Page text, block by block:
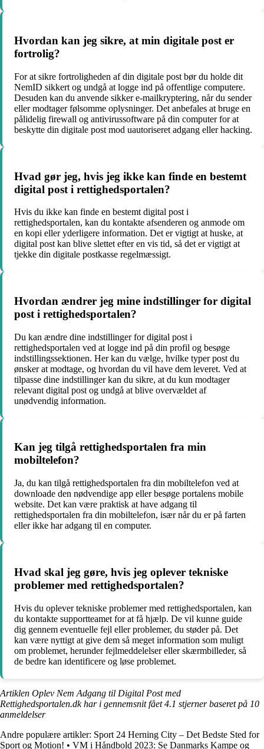
Hvordan kan jeg sikre, at min digitale post er
fortrolig?
For at sikre fortroligheden af din digitale post bør du holde dit
NemID sikkert og undgå at logge ind på offentlige computere.
Desuden kan du anvende sikker e-mailkryptering, når du sender
eller modtager følsomme oplysninger. Det anbefales at bruge en
pålidelig firewall og antivirussoftware på din computer for at
beskytte din digitale post mod uautoriseret adgang eller hacking.
Hvad gør jeg, hvis jeg ikke kan finde en bestemt
digital post i rettighedsportalen?
Hvis du ikke kan finde en bestemt digital post i
rettighedsportalen, kan du kontakte afsenderen og anmode om
en kopi eller yderligere information. Det er vigtigt at huske, at
digital post kan blive slettet efter en vis tid, så det er vigtigt at
tjekke din digitale postkasse regelmæssigt.
Hvordan ændrer jeg mine indstillinger for digital
post i rettighedsportalen?
Du kan ændre dine indstillinger for digital post i
rettighedsportalen ved at logge ind på din profil og besøge
indstillingssektionen. Her kan du vælge, hvilke typer post du
ønsker at modtage, og hvordan du vil have dem leveret. Ved at
tilpasse dine indstillinger kan du sikre, at du kun modtager
relevant digital post og undgå at blive overvældet af
unødvendig information.
Kan jeg tilgå rettighedsportalen fra min
mobiltelefon?
Ja, du kan tilgå rettighedsportalen fra din mobiltelefon ved at
downloade den nødvendige app eller besøge portalens mobile
website. Det kan være praktisk at have adgang til
rettighedsportalen fra din mobiltelefon, især når du er på farten
eller ikke har adgang til en computer.
Hvad skal jeg gøre, hvis jeg oplever tekniske
problemer med rettighedsportalen?
Hvis du oplever tekniske problemer med rettighedsportalen, kan
du kontakte supportteamet for at få hjælp. De vil kunne guide
dig gennem eventuelle fejl eller problemer, du støder på. Det
kan være nyttigt at give dem så meget information som muligt
om problemet, herunder fejlmeddelelser eller skærmbilleder, så
de bedre kan identificere og løse problemet.
Artiklen Oplev Nem Adgang til Digital Post med
Rettighedsportalen.dk har i gennemsnit fået4.1 stjerner baseret på 10
anmeldelser
Andre populære artikler: Sport 24 Herning City – Det Bedste Sted for
Sport og Motion! • VM i Håndbold 2023: Se Danmarks Kampe og